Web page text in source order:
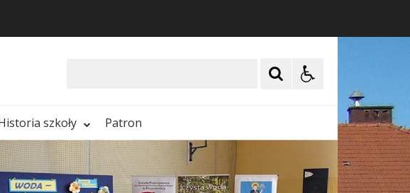
szkoły Patron